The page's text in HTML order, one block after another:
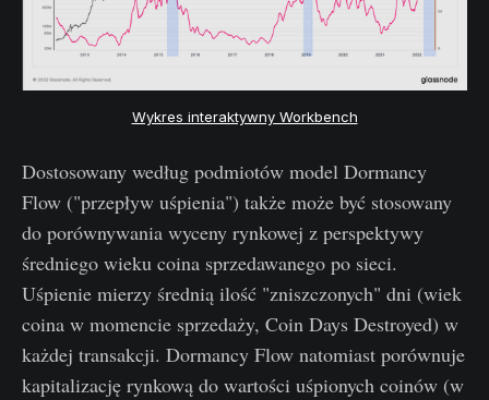
Wykres interaktywny Workbench
Dostosowany według podmiotów model Dormancy
Flow ("przepływ uśpienia") także może być stosowany
do porównywania wyceny rynkowej z perspektywy
średniego wieku coina sprzedawanego po sieci.
Uśpienie mierzy średnią ilość "zniszczonych" dni (wiek
coina w momencie sprzedaży, Coin Days Destroyed) w
każdej transakcji. Dormancy Flow natomiast porównuje
kapitalizację rynkową do wartości uśpionych coinów (w